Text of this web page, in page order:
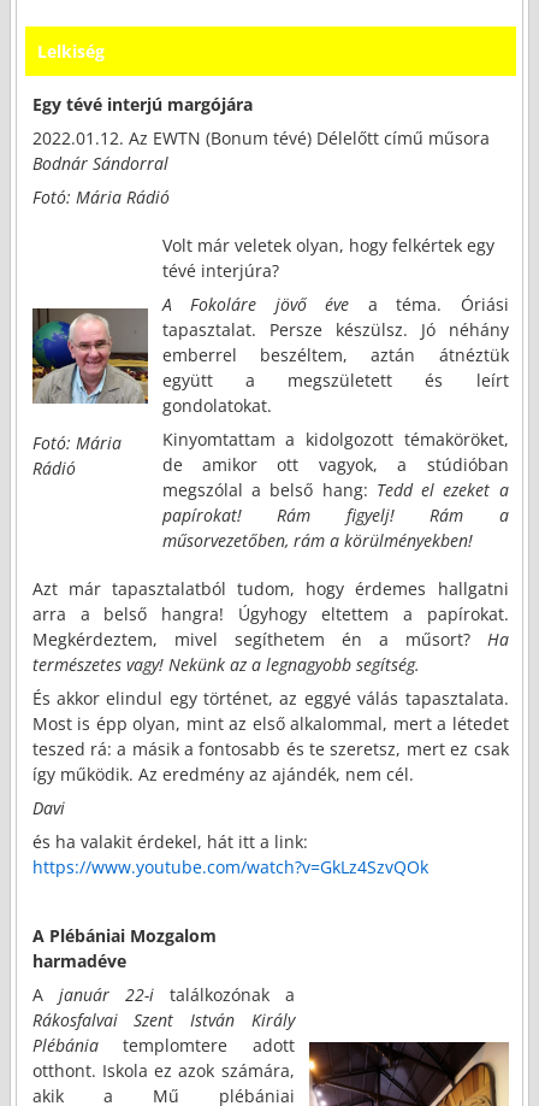
Lelkiség
Egy tévé interjú margójára
2022.01.12. Az EWTN (Bonum tévé) Délelőtt című műsora
Bodnár Sándorral
Fotó: Mária Rádió
Fotó: Mária
Rádió
Volt már veletek olyan, hogy felkértek egy
tévé interjúra?
A Fokoláre jövő éve a téma. Óriási
tapasztalat. Persze készülsz. Jó néhány
emberrel beszéltem, aztán átnéztük
együtt a megszületett és leírt
gondolatokat.
Kinyomtattam a kidolgozott témaköröket,
de amikor ott vagyok, a stúdióban
megszólal a belső hang: Tedd el ezeket a
papírokat! Rám figyelj! Rám a
műsorvezetőben, rám a körülményekben!
Azt már tapasztalatból tudom, hogy érdemes hallgatni
arra a belső hangra! Úgyhogy eltettem a papírokat.
Megkérdeztem, mivel segíthetem én a műsort? Ha
természetes vagy! Nekünk az a legnagyobb segítség.
És akkor elindul egy történet, az eggyé válás tapasztalata.
Most is épp olyan, mint az első alkalommal, mert a létedet
teszed rá: a másik a fontosabb és te szeretsz, mert ez csak
így működik. Az eredmény az ajándék, nem cél.
Davi
és ha valakit érdekel, hát itt a link:
https://www.youtube.com/watch?v=GkLz4SzvQOk
A Plébániai Mozgalom
harmadéve
A január 22-italálkozónak a
Rákosfalvai Szent István Király
Plébániatemplomtere adott
otthont. Iskola ez azok számára,
akik a Mű plébániai